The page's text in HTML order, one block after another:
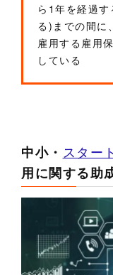
ら1年を経過
る)までの間に
雇用する雇用
している
中小・ スター
用に関する助